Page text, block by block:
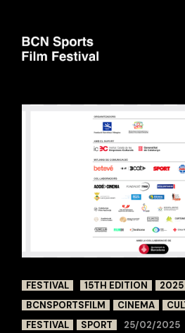
FESTIVAL 15TH EDITION 2025
BCNSPORTSFILM
CINEMA
FESTIVAL
SPORT 25/02/2025